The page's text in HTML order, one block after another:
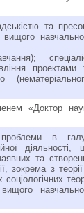
та
проектами
«Доктор
проблеми в
діяльності,
та
зокрема з
соціологічних